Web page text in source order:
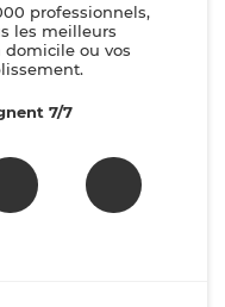
professionnels,
les meilleurs
ou vos
7/7